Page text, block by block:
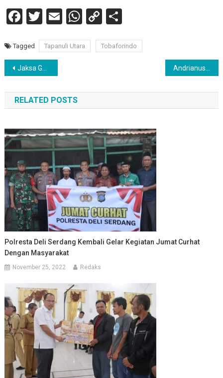
Facebook
Twitter
EmailWhatsApp
Copy
Tagged Tapanuli Utara Tobaforindo
Navigasi
pos
Jaksa Garda Desa Hadir di Kecamatan Ujung Padang dorong Transparansi Pememerintah Desa Andrianus Wanma Desak Polda Papua Barat Daya, Segera Panggil Sekda dan Bupati Raja Ampat
RELATED POSTS
Polresta Deli Serdang Kembali Gelar Kegiatan Jumat Curhat
Dengan Masyarakat
November 25, 2022 Redaks